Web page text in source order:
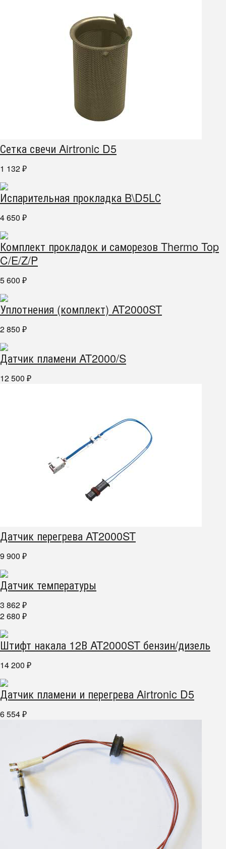
Сетка свечи Airtronic D5
1 132 ₽
Испарительная прокладка B\D5LС
4 650 ₽
Комплект прокладок и саморезов Thermo Top
C/E/Z/P
5 600 ₽
Уплотнения (комплект) AT2000ST
2 850 ₽
Датчик пламени AT2000/S
12 500 ₽
Датчик перегрева AT2000ST
9 900 ₽
Датчик температуры
3 862 ₽
2 680 ₽
Штифт накала 12В AT2000ST бензин/дизель
14 200 ₽
Датчик пламени и перегрева Airtronic D5
6 554 ₽